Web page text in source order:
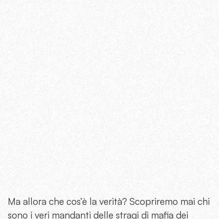
Ma allora che cos’è la verità? Scopriremo mai chi
sono i veri mandanti delle stragi di mafia dei